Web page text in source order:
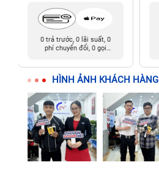
0 trả trước, 0 lãi suất, 0
phí chuyển đổi, 0 gọi
HÌNH ẢNH KHÁCH HÀNG